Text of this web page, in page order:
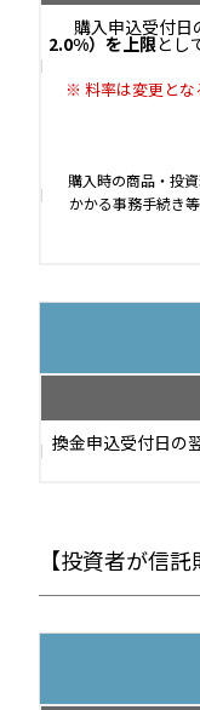
購入申込受付日
2.0%）を上限とし
料率は変更と
購入時の商品・投
かかる事務手続き
換金申込受付日の
【投資者が信